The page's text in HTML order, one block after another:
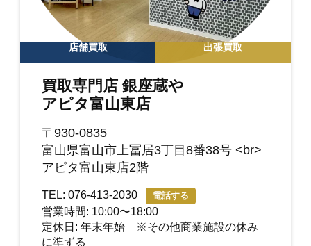
店舗買取 出張買取
買取専門店 銀座蔵や
アピタ富山東店
〒930-0835
富山県富山市上冨居3丁目8番38号 <br>
アピタ富山東店2階
TEL: 076-413-2030 電話する
営業時間: 10:00〜18:00
定休日: 年末年始 ※その他商業施設の休み
に準ずる